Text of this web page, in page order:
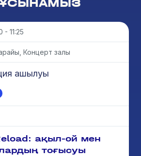
- 11:25
Концерт залы
ашылуы
ақыл-ой мен
тоғысуы